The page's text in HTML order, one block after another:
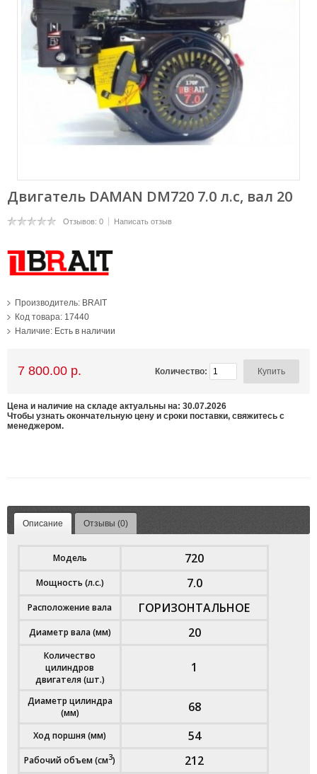
Двигатель DAMAN DM720 7.0 л.с, вал 20
Отзывов: 0 Написать отзыв
Производитель: BRAIT
Код товара: 17440
Наличие: Есть в наличии
7 800.00 р. Количество:
Цена и наличие на складе актуальны на: 30.07.2026
Чтобы узнать окончательную цену и сроки поставки, свяжитесь с
менеджером.
Описание Отзывы (0)
Модель 720
Мощность (л.с.) 7.0
Расположение вала ГОРИЗОНТАЛЬНОЕ
Диаметр вала (мм) 20
Количество
цилиндров
двигателя (шт.)
1
Диаметр цилиндра
(мм)
68
Ход поршня (мм) 54
Рабочий объем (см3) 212